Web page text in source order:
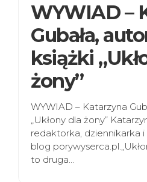
WYWIAD –
Gubała,
książki
żony”
WYWIAD – Katarzyna
„Ukłony dla żony”
redaktorka, dziennikarka
blog
to druga…